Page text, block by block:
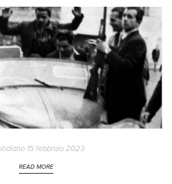
15 febbraio 2023
READ MORE